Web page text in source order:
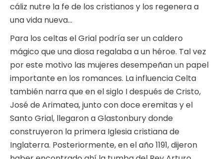
cáliz nutre la fe de los cristianos y los regenera a
una vida nueva…
Para los celtas el Grial podría ser un caldero
mágico que una diosa regalaba a un héroe. Tal vez
por este motivo las mujeres desempeñan un papel
importante en los romances. La influencia Celta
también narra que en el siglo I después de Cristo,
José de Arimatea, junto con doce eremitas y el
Santo Grial, llegaron a Glastonbury donde
construyeron la primera Iglesia cristiana de
Inglaterra. Posteriormente, en el año 1191, dijeron